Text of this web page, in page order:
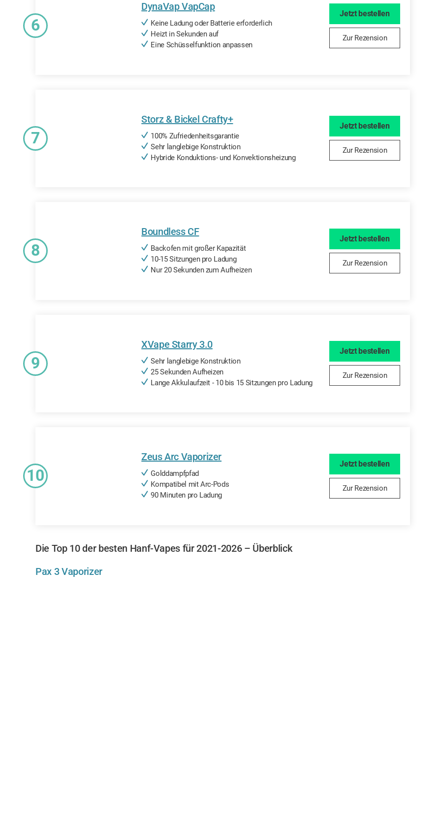
6
DynaVap VapCap
Keine Ladung oder Batterie erforderlich
Heizt in Sekunden auf
Eine Schüsselfunktion anpassen
Jetzt bestellen
Zur Rezension
7
Storz & Bickel Crafty+
100% Zufriedenheitsgarantie
Sehr langlebige Konstruktion
Hybride Konduktions- und Konvektionsheizung
Jetzt bestellen
Zur Rezension
8
Boundless CF
Backofen mit großer Kapazität
10-15 Sitzungen pro Ladung
Nur 20 Sekunden zum Aufheizen
Jetzt bestellen
Zur Rezension
9
XVape Starry 3.0
Sehr langlebige Konstruktion
25 Sekunden Aufheizen
Lange Akkulaufzeit - 10 bis 15 Sitzungen pro Ladung
Jetzt bestellen
Zur Rezension
10
Zeus Arc Vaporizer
Golddampfpfad
Kompatibel mit Arc-Pods
90 Minuten pro Ladung
Jetzt bestellen
Zur Rezension
Die Top 10 der besten Hanf-Vapes für 2021-2026 – Überblick
Pax 3 Vaporizer